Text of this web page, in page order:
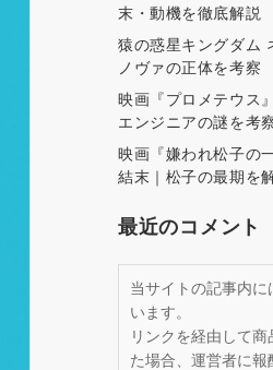
末・動機を徹底解説
猿の惑星キングダム
ノヴァの正体を考察
映画『プロメテウス
エンジニアの謎を考
映画『嫌われ松子の
結末｜松子の最期を
最近のコメント
当サイトの記事内に
います。
リンクを経由して
た場合、運営者に報